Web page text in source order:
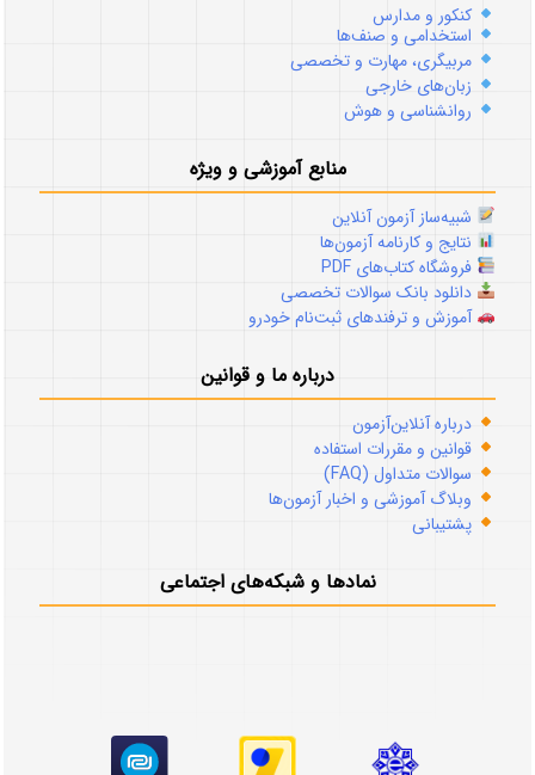
کنکور و مدارس
استخدامی و صنف‌ها
مربیگری، مهارت و تخصصی
زبان‌های خارجی
روانشناسی و هوش
منابع آموزشی و ویژه
شبیه‌ساز آزمون آنلاین
نتایج و کارنامه آزمون‌ها
فروشگاه کتاب‌های PDF
دانلود بانک سوالات تخصصی
آموزش و ترفندهای ثبت‌نام خودرو
درباره ما و قوانین
درباره آنلاین‌آزمون
قوانین و مقررات استفاده
سوالات متداول (FAQ)
وبلاگ آموزشی و اخبار آزمون‌ها
پشتیبانی
نمادها و شبکه‌های اجتماعی